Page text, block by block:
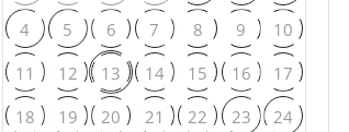
4
5 6 7 8 9
10
11
12 13 14 15 16
17
18
19 20 21 22 23
24